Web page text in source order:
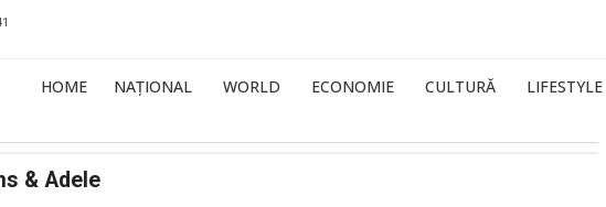
HOME NAȚIONAL WORLD ECONOMIE CULTURĂ LIFESTYLE
& Adele